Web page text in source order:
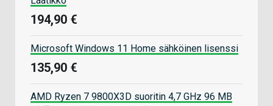
194,90 €
Microsoft Windows 11 Home sähköinen lisenssi
135,90 €
AMD Ryzen 7 9800X3D suoritin 4,7 GHz 96 MB